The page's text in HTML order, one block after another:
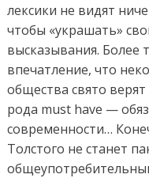
лексики не видят
чтобы «украшать»
высказывания. Более
впечатление, что
общества свято
рода must have —
современности…
Толстого не станет